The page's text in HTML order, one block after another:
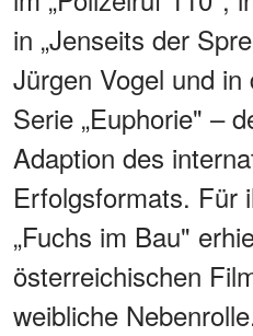
in „Jenseits der
Jürgen Vogel und
Serie „Euphorie" –
Adaption des
Erfolgsformats. Für
„Fuchs im Bau"
österreichischen
weibliche